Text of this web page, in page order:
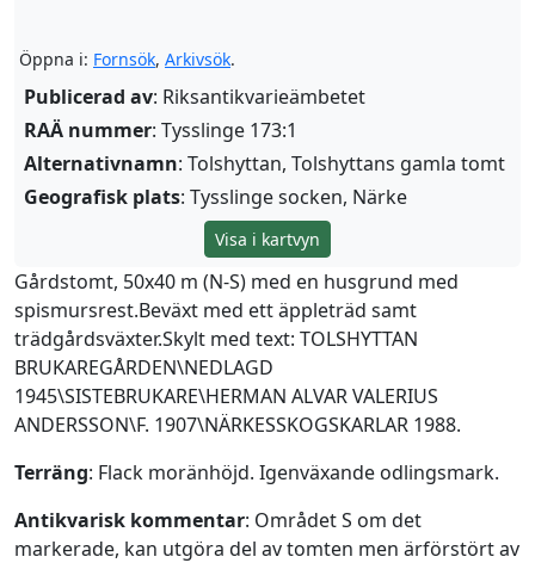
Öppna i: Fornsök, Arkivsök.
Publicerad av: Riksantikvarieämbetet
RAÄ nummer: Tysslinge 173:1
Alternativnamn: Tolshyttan, Tolshyttans gamla tomt
Geografisk plats: Tysslinge socken, Närke
Visa i kartvyn
Gårdstomt, 50x40 m (N-S) med en husgrund med
spismursrest.Beväxt med ett äppleträd samt
trädgårdsväxter.Skylt med text: TOLSHYTTAN
BRUKAREGÅRDEN\NEDLAGD
1945\SISTEBRUKARE\HERMAN ALVAR VALERIUS
ANDERSSON\F. 1907\NÄRKESSKOGSKARLAR 1988.
Terräng: Flack moränhöjd. Igenväxande odlingsmark.
Antikvarisk kommentar: Området S om det
markerade, kan utgöra del av tomten men ärförstört av